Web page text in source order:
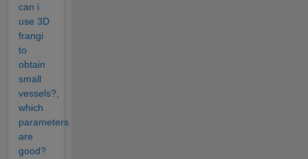
can i
use 3D
frangi
to
obtain
small
vessels?,
which
parameters
are
good?